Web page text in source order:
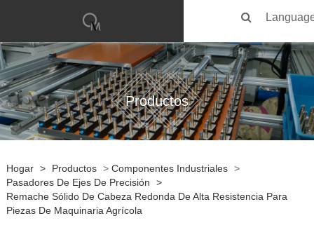
Productos
Hogar > Productos > Componentes Industriales >
Pasadores De Ejes De Precisión
>
Remache Sólido De Cabeza Redonda De Alta Resistencia Para
Piezas De Maquinaria Agrícola